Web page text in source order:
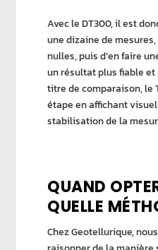
Avec leDT300, il est
une dizaine de
nulles, puis d’en faire
un résultat plus fiable
titre de comparaison, le
étape en affichant
stabilisation de la
QUAND
QUELLE
ChezGeotellurique,